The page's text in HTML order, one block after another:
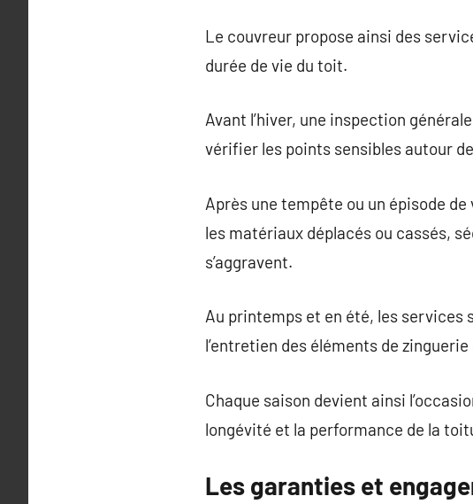
Le couvreur propose ainsi des
durée de vie du toit.
Avant l’hiver, une inspection
vérifier les points sensibles autour
Après une tempête ou un épisode
les matériaux déplacés ou cassés,
s’aggravent.
Au printemps et en été, les
l’entretien des éléments de
Chaque saison devient ainsi
longévité et la performance de la
Les garanties et